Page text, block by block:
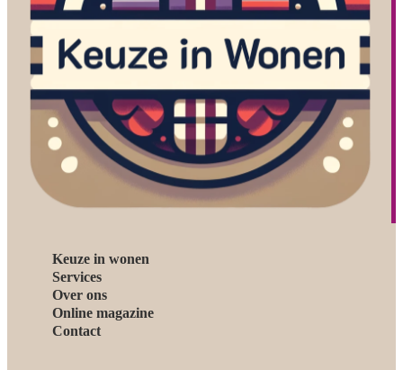
Keuze in wonen
Services
Over ons
Online magazine
Contact